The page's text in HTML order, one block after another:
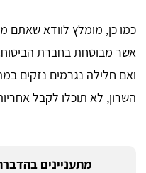
כמו כן, מומלץ לוודא שאתם
אשר מבוטחת בחברת
ואם חלילה נגרמים נזקים
השרון, לא תוכלו לקבל
מתעניינים